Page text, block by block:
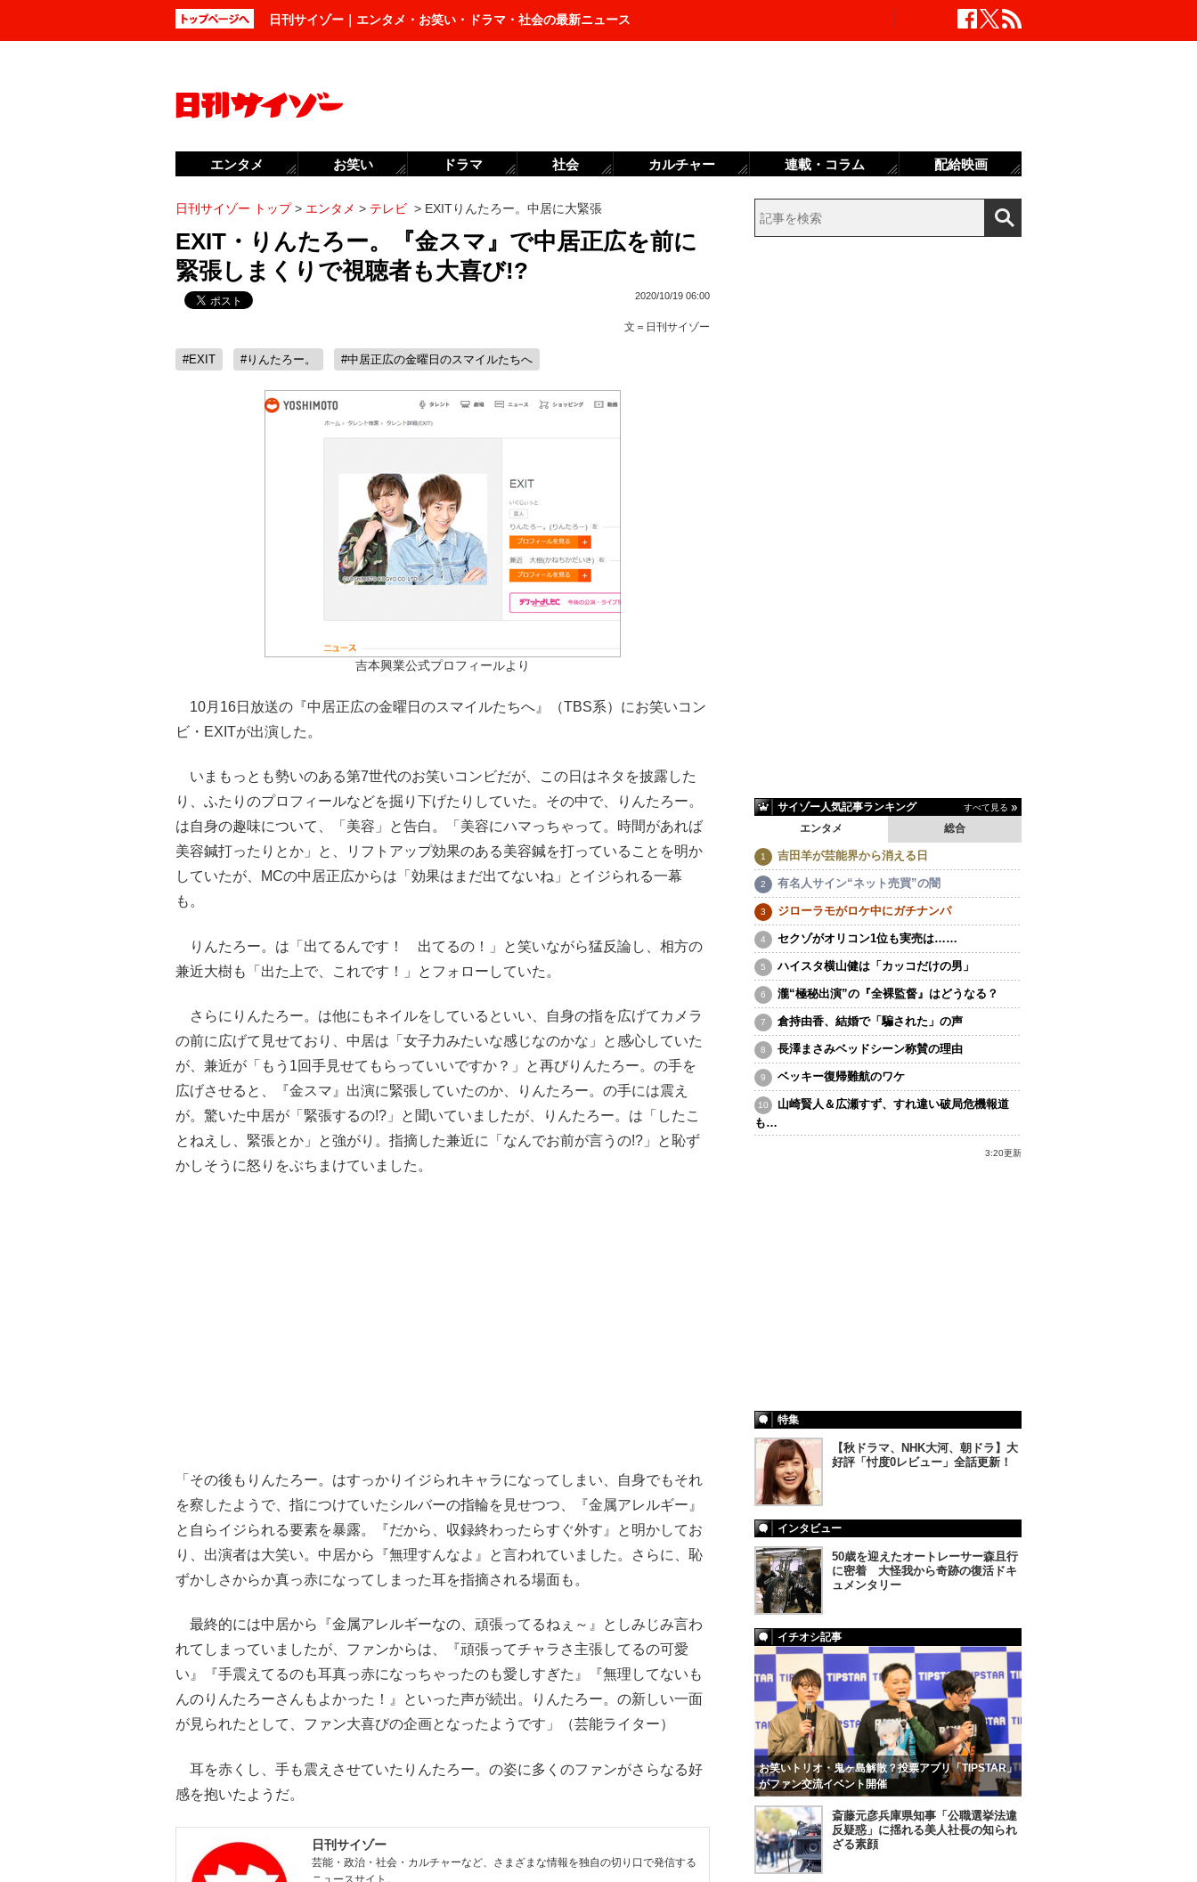
日刊サイゾー｜エンタメ・お笑い・ドラマ・社会の最新ニュース
日刊サイゾー トップ> エンタメ > テレビ > EXITりんたろー。中居に大緊張
EXIT・りんたろー。『金スマ』で中居正広を前に
緊張しまくりで視聴者も大喜び!?
2020/10/19 06:00
文＝ 日刊サイゾー
#EXIT #りんたろー。 #中居正広の金曜日のスマイルたちへ
吉本興業公式プロフィールより
10月16日放送の『中居正広の金曜日のスマイルたちへ』（TBS系）にお笑いコン
ビ・EXITが出演した。
いまもっとも勢いのある第7世代のお笑いコンビだが、この日はネタを披露した
り、ふたりのプロフィールなどを掘り下げたりしていた。その中で、りんたろー。
は自身の趣味について、「美容」と告白。「美容にハマっちゃって。時間があれば
美容鍼打ったりとか」と、リフトアップ効果のある美容鍼を打っていることを明か
していたが、MCの中居正広からは「効果はまだ出てないね」とイジられる一幕
も。
りんたろー。は「出てるんです！ 出てるの！」と笑いながら猛反論し、相方の
兼近大樹も「出た上で、これです！」とフォローしていた。
さらにりんたろー。は他にもネイルをしているといい、自身の指を広げてカメラ
の前に広げて見せており、中居は「女子力みたいな感じなのかな」と感心していた
が、兼近が「もう1回手見せてもらっていいですか？」と再びりんたろー。の手を
広げさせると、『金スマ』出演に緊張していたのか、りんたろー。の手には震え
が。驚いた中居が「緊張するの!?」と聞いていましたが、りんたろー。は「したこ
とねえし、緊張とか」と強がり。指摘した兼近に「なんでお前が言うの!?」と恥ず
かしそうに怒りをぶちまけていました。
「その後もりんたろー。はすっかりイジられキャラになってしまい、自身でもそれ
を察したようで、指につけていたシルバーの指輪を見せつつ、『金属アレルギー』
と自らイジられる要素を暴露。『だから、収録終わったらすぐ外す』と明かしてお
り、出演者は大笑い。中居から『無理すんなよ』と言われていました。さらに、恥
ずかしさからか真っ赤になってしまった耳を指摘される場面も。
最終的には中居から『金属アレルギーなの、頑張ってるねぇ～』としみじみ言わ
れてしまっていましたが、ファンからは、『頑張ってチャラさ主張してるの可愛
い』『手震えてるのも耳真っ赤になっちゃったのも愛しすぎた』『無理してないも
んのりんたろーさんもよかった！』といった声が続出。りんたろー。の新しい一面
が見られたとして、ファン大喜びの企画となったようです」（芸能ライター）
耳を赤くし、手も震えさせていたりんたろー。の姿に多くのファンがさらなる好
感を抱いたようだ。
日刊サイゾー
芸能・政治・社会・カルチャーなど、さまざまな情報を独自の切り口で発信する
ニュースサイト。
サイゾー人気記事ランキング すべて見る
エンタメ 総合
吉田羊が芸能界から消える日
有名人サイン“ネット売買”の闇
ジローラモがロケ中にガチナンパ
セクゾがオリコン1位も実売は……
ハイスタ横山健は「カッコだけの男」
瀧“極秘出演”の『全裸監督』はどうなる？
倉持由香、結婚で「騙された」の声
長澤まさみベッドシーン称賛の理由
ベッキー復帰難航のワケ
山崎賢人＆広瀬すず、すれ違い破局危機報道
も…
3:20更新
特集
【秋ドラマ、NHK大河、朝ドラ】大
好評「忖度0レビュー」全話更新！
インタビュー
50歳を迎えたオートレーサー森且行
に密着 大怪我から奇跡の復活ドキ
ュメンタリー
イチオシ記事
お笑いトリオ・鬼ヶ島解散？投票アプリ「TIPSTAR」
がファン交流イベント開催
斎藤元彦兵庫県知事「公職選挙法違
反疑惑」に揺れる美人社長の知られ
ざる素顔
エンタメ お笑い ドラマ 社会 カルチャー 連載・コラム 配給映画